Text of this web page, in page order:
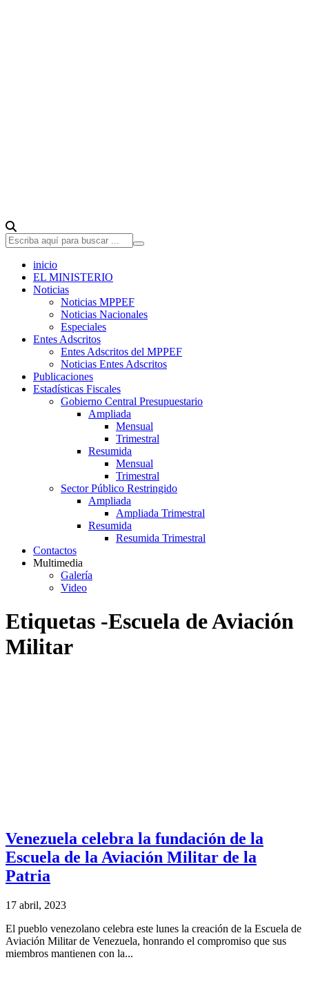
inicio
EL MINISTERIO
Noticias
Noticias MPPEF
Noticias Nacionales
Especiales
Entes Adscritos
Entes Adscritos del MPPEF
Noticias Entes Adscritos
Publicaciones
Estadísticas Fiscales
Gobierno Central Presupuestario
Ampliada
Mensual
Trimestral
Resumida
Mensual
Trimestral
Sector Público Restringido
Ampliada
Ampliada Trimestral
Resumida
Resumida Trimestral
Contactos
Multimedia
Galería
Video
Etiquetas -Escuela de Aviación
Militar
Venezuela celebra la fundación de la
Escuela de la Aviación Militar de la
Patria
17 abril, 2023
El pueblo venezolano celebra este lunes la creación de la Escuela de
Aviación Militar de Venezuela, honrando el compromiso que sus
miembros mantienen con la...